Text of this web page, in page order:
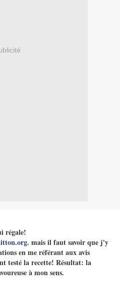
régale!
mais il faut savoir que j'y
en me référant aux avis
testé la recette! Résultat: la
à mon sens.